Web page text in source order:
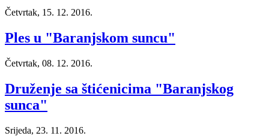
Četvrtak, 15. 12. 2016.
Ples u "Baranjskom suncu"
Četvrtak, 08. 12. 2016.
Druženje sa štićenicima "Baranjskog
sunca"
Srijeda, 23. 11. 2016.